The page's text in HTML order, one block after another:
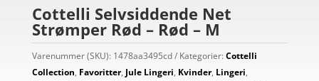
Cottelli Selvsiddende Net
Strømper Rød – Rød – M
Varenummer (SKU): 1478aa3495cd Kategorier:Cottelli
Collection, Favoritter, Jule Lingeri, Kvinder, Lingeri,